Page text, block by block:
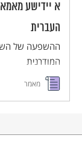
א יידישע
העברית
ההשפעה של
המודרנית
מאמר